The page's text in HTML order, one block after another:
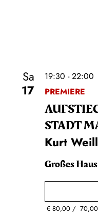
Sa
17
19:30 - 22:00
PREMIERE
STADT
Kurt Weill
Großes Haus
€80,00 70,00